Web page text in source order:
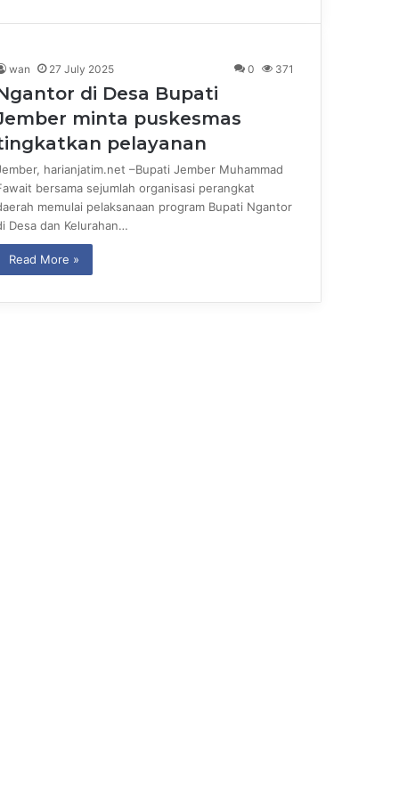
wan 27 July 2025 0 371
di Desa Bupati
minta puskesmas
pelayanan
harianjatim.net –Bupati Jember Muhammad
bersama sejumlah organisasi perangkat
memulai pelaksanaan program Bupati Ngantor
Desa dan Kelurahan…
Read More »